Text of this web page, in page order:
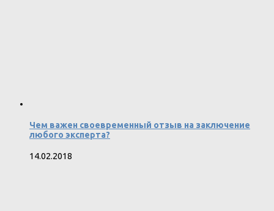
Чем важен своевременный отзыв на заключение
любого эксперта?
14.02.2018